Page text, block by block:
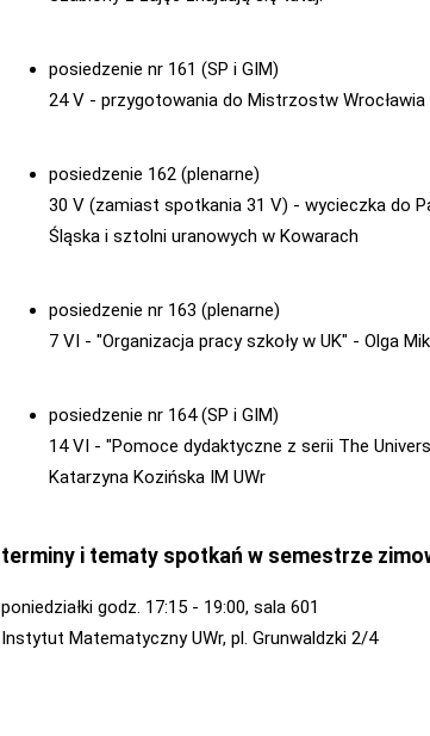
posiedzenie nr 161 (SP i GIM)
24 V - przygotowania do Mistrzostw Wrocławia
posiedzenie 162 (plenarne)
30 V (zamiast spotkania 31 V) - wycieczka do
Śląska i sztolni uranowych w Kowarach
posiedzenie nr 163 (plenarne)
7 VI - "Organizacja pracy szkoły w UK" - Olga
posiedzenie nr 164 (SP i GIM)
14 VI - "Pomoce dydaktyczne z serii The
Katarzyna Kozińska IM UWr
terminy i tematy spotkań w semestrze
poniedziałki godz. 17:15 - 19:00, sala 601
Instytut Matematyczny UWr, pl. Grunwaldzki 2/4